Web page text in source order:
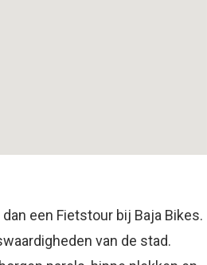
een Fietstour bij Baja Bikes.
van de stad.